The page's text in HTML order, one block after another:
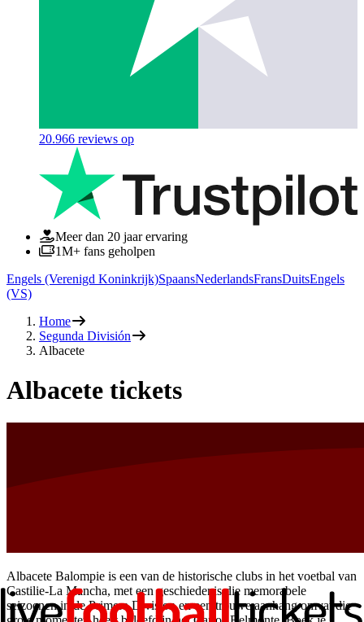
20.966 reviews op
Meer dan 20 jaar ervaring
1M+ fans geholpen
Engels (Verenigd Koninkrijk)SpaansNederlandsFransDuitsEngels
(VS)
Home
Segunda División
Albacete
Albacete tickets
Albacete Balompie is een van de historische clubs in het voetbal van
Castilie-La Mancha, met een geschiedenis die memorabele
seizoenen in de Primera Division en een trouwe aanhang omvat die